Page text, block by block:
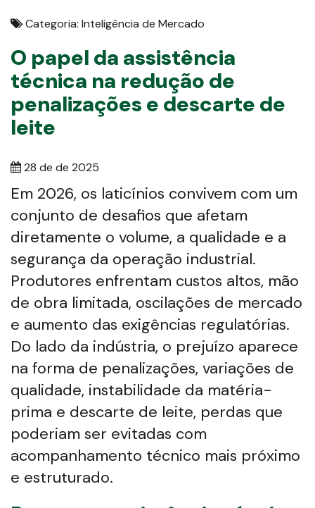
Categoria: Inteligência de Mercado
O papel da assistência
técnica na redução de
penalizações e descarte de
leite
28 de de 2025
Em 2026, os laticínios convivem com um
conjunto de desafios que afetam
diretamente o volume, a qualidade e a
segurança da operação industrial.
Produtores enfrentam custos altos, mão
de obra limitada, oscilações de mercado
e aumento das exigências regulatórias.
Do lado da indústria, o prejuízo aparece
na forma de penalizações, variações de
qualidade, instabilidade da matéria-
prima e descarte de leite, perdas que
poderiam ser evitadas com
acompanhamento técnico mais próximo
e estruturado.